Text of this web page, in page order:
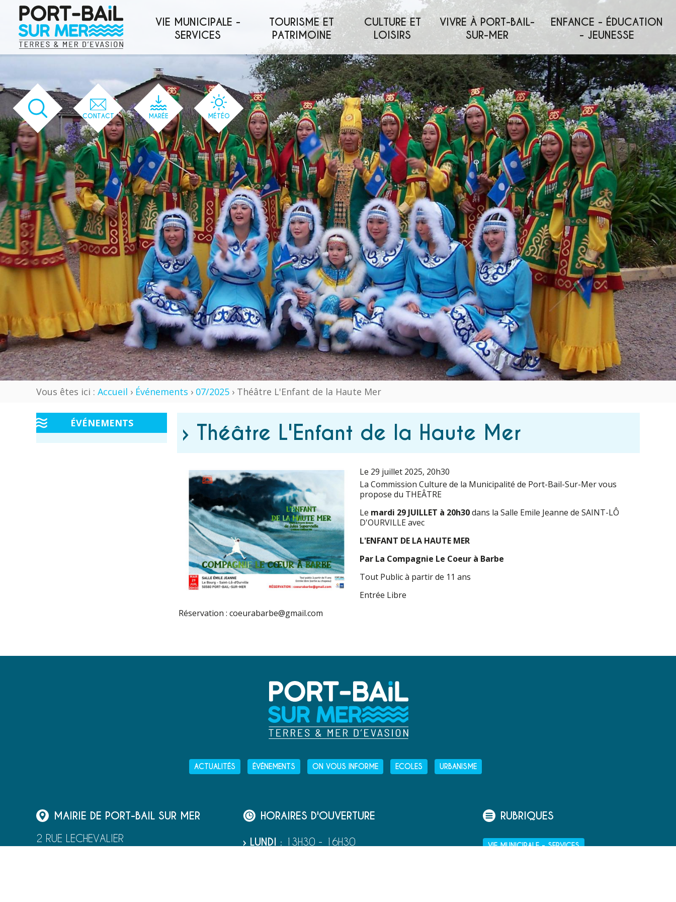
VIE MUNICIPALE -
SERVICES
TOURISME ET
PATRIMOINE
CULTURE ET
LOISIRS
VIVRE À PORT-BAIL-
SUR-MER
ENFANCE - ÉDUCATION
- JEUNESSE
CONTACT MARÉE MÉTÉO
'166' / '1' / '166' / '166' / '166' / '166'
Vous êtes ici : Accueil › Événements › 07/2025 › Théâtre L'Enfant de la Haute Mer
ÉVÉNEMENTS › Théâtre L'Enfant de la Haute Mer
Le 29 juillet 2025, 20h30
La Commission Culture de la Municipalité de Port-Bail-Sur-Mer vous
propose du THEÂTRE
Le mardi 29 JUILLET à 20h30dans la Salle Emile Jeanne de SAINT-LÔ
D'OURVILLE avec
L'ENFANT DE LA HAUTE MER
Par La Compagnie Le Coeur à Barbe
Tout Public à partir de 11 ans
Entrée Libre
Réservation : coeurabarbe@gmail.com
ACTUALITÉS ÉVÉNEMENTS ON VOUS INFORME ECOLES URBANISME
MAIRIE DE PORT-BAIL SUR MER
2 RUE LECHEVALIER
HORAIRES D'OUVERTURE
› LUNDI : 13H30 - 16H30
RUBRIQUES
VIE MUNICIPALE - SERVICES